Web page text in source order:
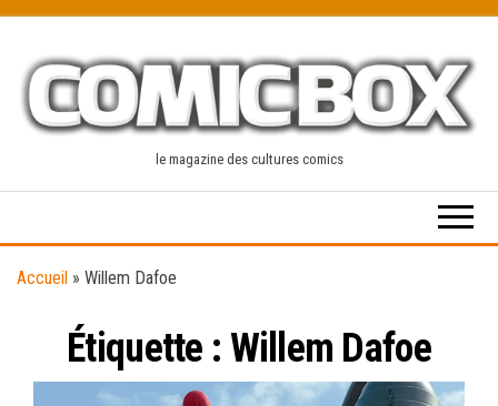
content
le magazine des cultures comics
Accueil » Willem Dafoe
Étiquette : Willem Dafoe